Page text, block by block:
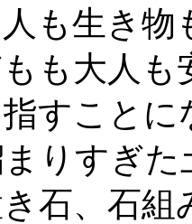
も生き
も大人
すこと
りすぎた
石、石